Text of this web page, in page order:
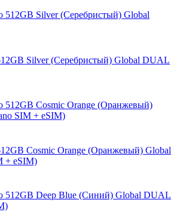
Silver (Серебристый) Global DUAL
Cosmic Orange (Оранжевый) Global
+ eSIM)